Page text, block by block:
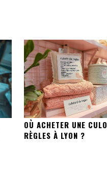
OÙ ACHETER UNE
RÈGLES À LYON ?